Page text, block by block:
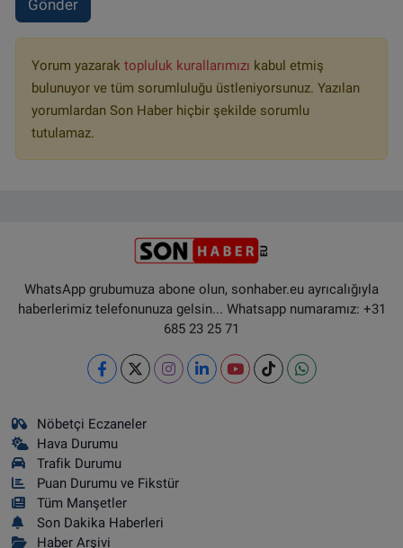
Gönder
Yorum yazarak topluluk kurallarımızı kabul etmiş
bulunuyor ve tüm sorumluluğu üstleniyorsunuz. Yazılan
yorumlardan Son Haber hiçbir şekilde sorumlu
tutulamaz.
WhatsApp grubumuza abone olun, sonhaber.eu ayrıcalığıyla
haberlerimiz telefonunuza gelsin... Whatsapp numaramız: +31
685 23 25 71
Nöbetçi Eczaneler
Hava Durumu
Trafik Durumu
Puan Durumu ve Fikstür
Tüm Manşetler
Son Dakika Haberleri
Haber Arşivi